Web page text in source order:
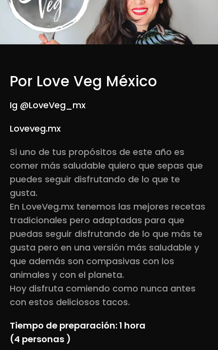
Por Love Veg México
Ig @LoveVeg_mx
Loveveg.mx
Si uno de tus propósitos de este año es
comer más saludable quiero que sepas que
puedes seguir disfrutando de lo que te
gusta.
En LoveVeg.mx tenemos las mejores recetas
tradicionales pero adaptadas para que
puedas seguir disfrutando de lo que más te
gusta pero en una versión más saludable y
que además son compasivas con los
animales y con el planeta.
Hoy disfruta comiendo como nunca antes
con estos deliciosos tacos.
Tiempo de preparación: 1 hora
(4 personas )